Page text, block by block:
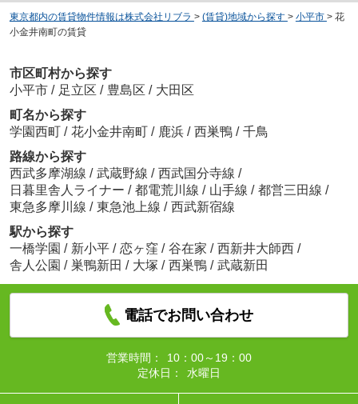
東京都内の賃貸物件情報は株式会社リブラ > (賃貸)地域から探す > 小平市 > 花
小金井南町の賃貸
市区町村から探す
小平市 / 足立区 / 豊島区 / 大田区
町名から探す
学園西町 / 花小金井南町 / 鹿浜 / 西巣鴨 / 千鳥
路線から探す
西武多摩湖線 / 武蔵野線 / 西武国分寺線 /
日暮里舎人ライナー / 都電荒川線 / 山手線 / 都営三田線 /
東急多摩川線 / 東急池上線 / 西武新宿線
駅から探す
一橋学園 / 新小平 / 恋ヶ窪 / 谷在家 / 西新井大師西 /
舎人公園 / 巣鴨新田 / 大塚 / 西巣鴨 / 武蔵新田
電話でお問い合わせ
営業時間：
10：00～19：00
定休日：
水曜日